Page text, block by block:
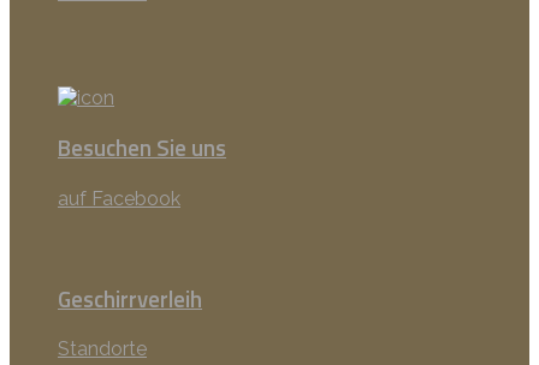
Besuchen Sie uns
auf Facebook
Geschirrverleih
Standorte